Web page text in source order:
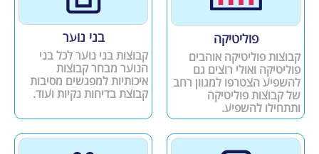
פוליטיקה
קבוצות פוליטיקה אוהבים
פוליטיקה ואולי רוצים גם
להשפיע הצטרפו למגוון רחב
של קבוצות פוליטיקה
ותתחילו להשפיע.
בני נוער
קבוצות בני נוער לכל בני
הנוער מבחר קבוצות
איכותיות למפגשים מסיבות
קבוצת בדיחות נקיות ועוד.